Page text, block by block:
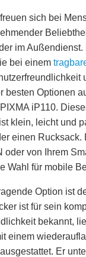
sich bei
im
bei einem
besten Optionen
iP110.
klein, leicht und
einen Rucksack.
oder von Ihrem
Wahl für mobile
Option ist
ist für sein
bekannt,
einem
Er